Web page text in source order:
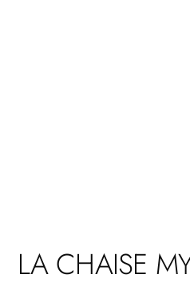
LA CHAISE